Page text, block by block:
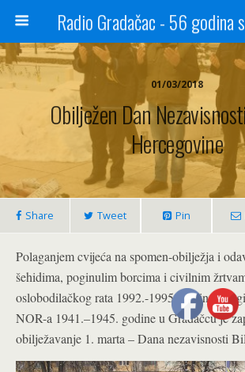
01/03/2018
Obilježen Dan
Hercegovine
Share Tweet Pin
Polaganjem cvijeća na spomen-obilježja i
šehidima, poginulim borcima i civilnim
oslobodilačkog rata 1992.-1995. godine i
NOR-a 1941.–1945. godine u Gradačcu je
obilježavanje 1. marta – Dana nezavisnosti